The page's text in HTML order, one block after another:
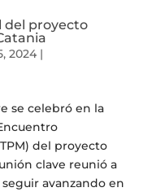
del proyecto
2024|
se celebró en la
del proyecto
clave reunió a
avanzando en